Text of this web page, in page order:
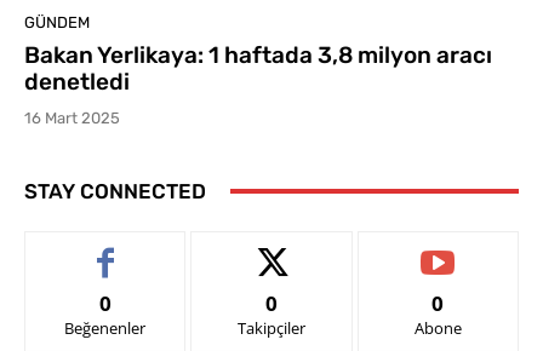
GÜNDEM
Bakan Yerlikaya: 1 haftada 3,8 milyon aracı
denetledi
16 Mart 2025
STAY CONNECTED
0
Beğenenler
0
Takipçiler
0
Abone